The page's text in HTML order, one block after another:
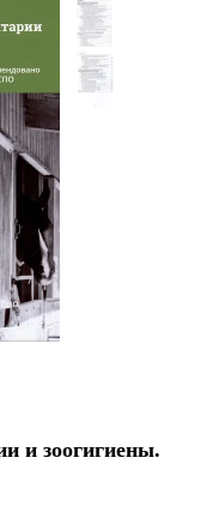
и зоогигиены.